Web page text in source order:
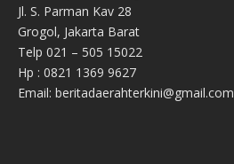
Jl. S. Parman Kav 28
Grogol, Jakarta Barat
Telp 021 – 505 15022
Hp : 0821 1369 9627
Email: beritadaerahterkini@gmail.com